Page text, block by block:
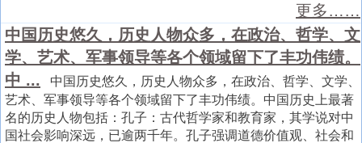
更多……
中国历史悠久，历史人物众多，在政治、哲学、文
学、艺术、军事领导等各个领域留下了丰功伟绩。
中 ... 中国历史悠久，历史人物众多，在政治、哲学、文学、
艺术、军事领导等各个领域留下了丰功伟绩。中国历史上最著
名的历史人物包括：孔子：古代哲学家和教育家，其学说对中
国社会影响深远，已逾两千年。孔子强调道德价值观、社会和